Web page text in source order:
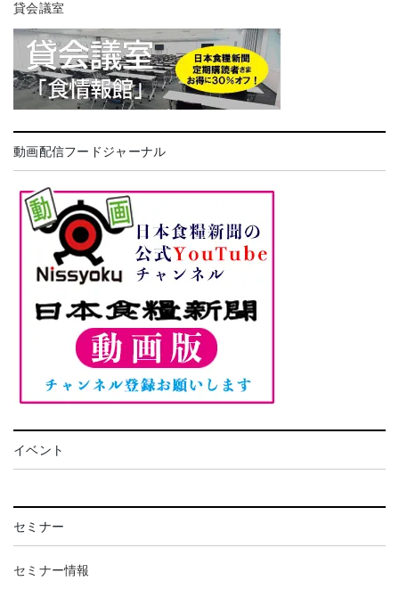
貸会議室
動画配信フードジャーナル
イベント
セミナー
セミナー情報